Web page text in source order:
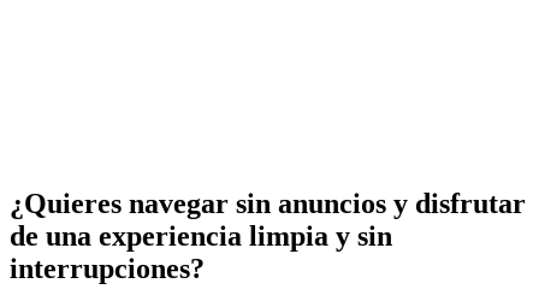
¿Quieres navegar sin anuncios y disfrutar
de una experiencia limpia y sin
interrupciones?